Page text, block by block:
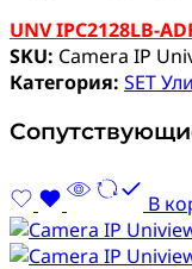
UNV IPC2128LB-
SKU: Camera IP
Категория: SET
В